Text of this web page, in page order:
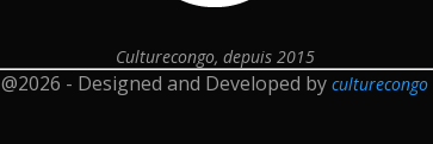
Culturecongo, depuis 2015
@2026 - Designed and Developed by culturecongo